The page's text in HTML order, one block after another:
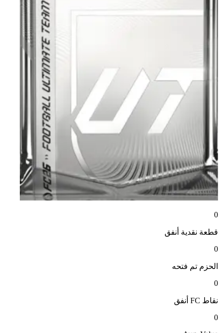
0
قطعة نقدية أنفق
0
الحزم تم فتحه
0
نقاط FC
أنفق
0